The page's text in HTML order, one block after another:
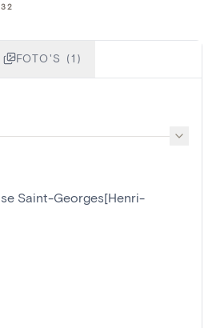
FOTO'S (1)
Saint-Georges[Henri-